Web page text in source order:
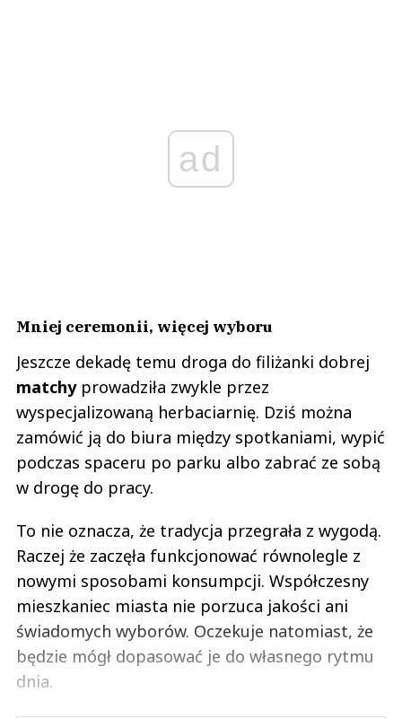
ad
Mniej ceremonii, więcej wyboru
Jeszcze dekadę temu droga do filiżanki dobrej
matchy prowadziła zwykle przez
wyspecjalizowaną herbaciarnię. Dziś można
zamówić ją do biura między spotkaniami, wypić
podczas spaceru po parku albo zabrać ze sobą
w drogę do pracy.
To nie oznacza, że tradycja przegrała z wygodą.
Raczej że zaczęła funkcjonować równolegle z
nowymi sposobami konsumpcji. Współczesny
mieszkaniec miasta nie porzuca jakości ani
świadomych wyborów. Oczekuje natomiast, że
będzie mógł dopasować je do własnego rytmu
dnia.